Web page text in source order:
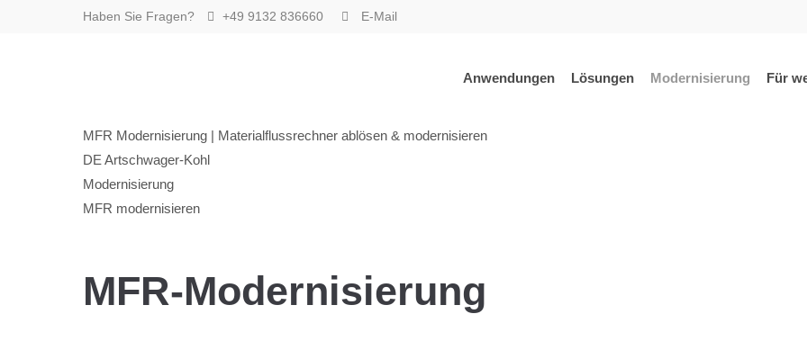
Haben Sie Fragen? +49 9132 836660 E-Mail
Anwendungen Lösungen Modernisierung Für
MFR Modernisierung | Materialflussrechner ablösen & modernisieren
DE Artschwager-Kohl
Modernisierung
MFR modernisieren
MFR-Modernisierung